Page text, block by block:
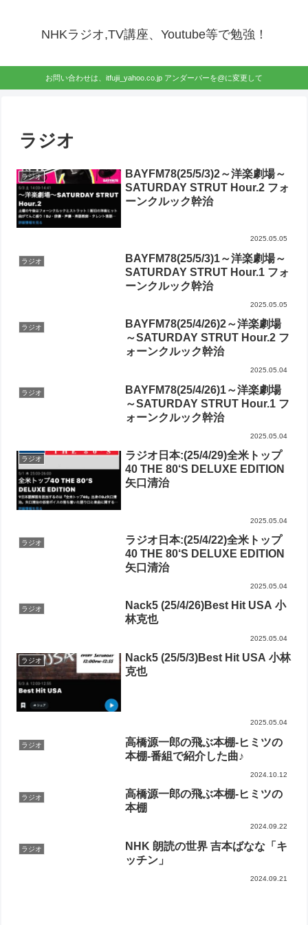
NHKラジオ,TV講座、Youtube等で勉強！
お問い合わせは、itfujii_yahoo.co.jp アンダーバーを@に変更して
ラジオ
ラジオ
BAYFM78(25/5/3)2～洋楽劇場～
SATURDAY STRUT Hour.2 フォ
ーンクルック幹治
2025.05.05
ラジオ
BAYFM78(25/5/3)1～洋楽劇場～
SATURDAY STRUT Hour.1 フォ
ーンクルック幹治
2025.05.05
ラジオ
BAYFM78(25/4/26)2～洋楽劇場
～SATURDAY STRUT Hour.2 フ
ォーンクルック幹治
2025.05.04
ラジオ
BAYFM78(25/4/26)1～洋楽劇場
～SATURDAY STRUT Hour.1 フ
ォーンクルック幹治
2025.05.04
ラジオ
ラジオ日本:(25/4/29)全米トップ
40 THE 80‘S DELUXE EDITION
矢口清治
2025.05.04
ラジオ
ラジオ日本:(25/4/22)全米トップ
40 THE 80‘S DELUXE EDITION
矢口清治
2025.05.04
ラジオ
Nack5 (25/4/26)Best Hit USA 小
林克也
2025.05.04
ラジオ
Nack5 (25/5/3)Best Hit USA 小林
克也
2025.05.04
ラジオ
高橋源一郎の飛ぶ本棚-ヒミツの
本棚-番組で紹介した曲♪
2024.10.12
ラジオ
高橋源一郎の飛ぶ本棚-ヒミツの
本棚
2024.09.22
ラジオ
NHK 朗読の世界 吉本ばなな「キ
ッチン」
2024.09.21